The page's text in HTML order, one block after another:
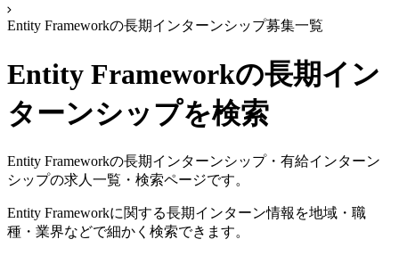
Entity Frameworkの長期インターンシップ募集一覧
Entity Frameworkの長期イン
ターンシップを検索
Entity Frameworkの長期インターンシップ・有給インターン
シップの求人一覧・検索ページです。
Entity Frameworkに関する長期インターン情報を地域・職
種・業界などで細かく検索できます。